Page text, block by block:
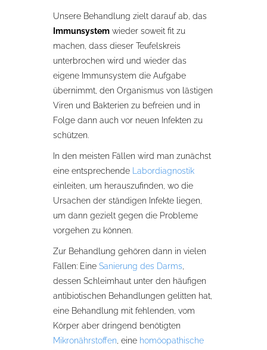
Unsere Behandlung zielt darauf ab, das
Immunsystem wieder soweit fit zu
machen, dass dieser Teufelskreis
unterbrochen wird und wieder das
eigene Immunsystem die Aufgabe
übernimmt, den Organismus von lästigen
Viren und Bakterien zu befreien und in
Folge dann auch vor neuen Infekten zu
schützen.
In den meisten Fällen wird man zunächst
eine entsprechende
Labordiagnostik
einleiten, um herauszufinden, wo die
Ursachen der ständigen Infekte liegen,
um dann gezielt gegen die Probleme
vorgehen zu können.
Zur Behandlung gehören dann in vielen
Fällen: Eine Sanierung des Darms
dessen Schleimhaut unter den häufigen
antibiotischen Behandlungen gelitten hat,
eine Behandlung mit fehlenden, vom
Körper aber dringend benötigten
Mikronährstoffen , eine homöopathische